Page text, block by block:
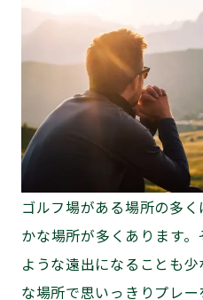
ゴルフ場がある場所の多
かな場所が多くあります
ような遠出になることも
な場所で思いっきりプレ